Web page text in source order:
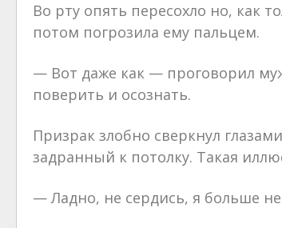
Во рту опять пересохло но, как
потом погрозила ему пальцем.
— Вот даже как — проговорил
поверить и осознать.
Призрак злобно сверкнул
задранный к потолку. Такая
— Ладно, не сердись, я больше не